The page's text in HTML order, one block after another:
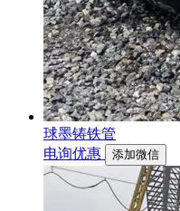
球墨铸铁管
电询优惠
添加微信